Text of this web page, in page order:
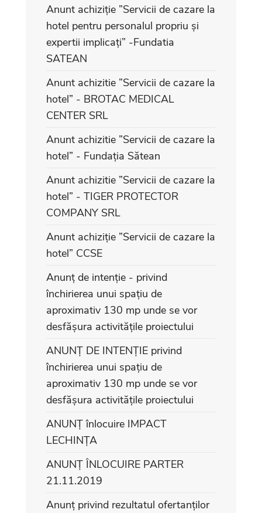
Anunt achiziție ”Servicii de cazare la
hotel pentru personalul propriu și
expertii implicați” -Fundatia
SATEAN
Anunt achizitie ”Servicii de cazare la
hotel” - BROTAC MEDICAL
CENTER SRL
Anunt achizitie ”Servicii de cazare la
hotel” - Fundația Sătean
Anunt achizitie ”Servicii de cazare la
hotel” - TIGER PROTECTOR
COMPANY SRL
Anunt achiziție ”Servicii de cazare la
hotel” CCSE
Anunț de intenție - privind
închirierea unui spațiu de
aproximativ 130 mp unde se vor
desfășura activitățile proiectului
ANUNȚ DE INTENȚIE privind
închirierea unui spațiu de
aproximativ 130 mp unde se vor
desfășura activitățile proiectului
ANUNȚ înlocuire IMPACT
LECHINȚA
ANUNȚ ÎNLOCUIRE PARTER
21.11.2019
Anunț privind rezultatul ofertanților